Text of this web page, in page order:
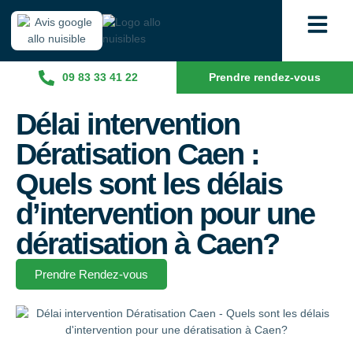
09 83 33 41 22 Prendre rendez-vous
Délai intervention
Dératisation Caen :
Quels sont les délais
d’intervention pour une
dératisation à Caen?
Prendre Rendez-vous